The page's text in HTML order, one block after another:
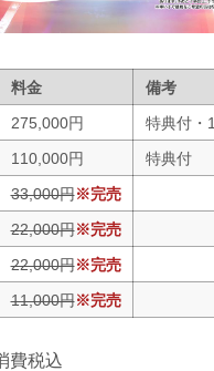
料金
備考
275,000円
特典付・
110,000円
特典付
33,000円※完売
22,000円※完売
22,000円※完売
11,000円※完売
費税込